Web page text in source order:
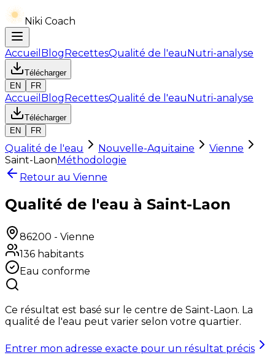
Niki Coach
Accueil BlogRecettesQualité de l'eauNutri-analyse
Télécharger
EN
FR
Accueil BlogRecettesQualité de l'eauNutri-analyse
Télécharger
EN
FR
Qualité de l'eau Nouvelle-Aquitaine
Vienne
Saint-LaonMéthodologie
Retour au Vienne
Qualité de l'eau à Saint-Laon
86200 - Vienne
136 habitants
Eau conforme
Ce résultat est basé sur le centre de Saint-Laon. La
qualité de l'eau peut varier selon votre quartier.
Entrer mon adresse exacte pour un résultat précis